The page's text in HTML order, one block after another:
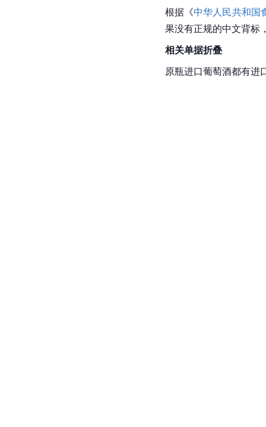
根据《中华人民共和国
果没有正规的中文背标
相关单据折叠
原瓶进口葡萄酒都有进